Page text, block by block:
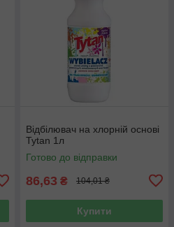
Відбілювач на хлорній основі
Tytan 1л
Готово до відправки
86,63 ₴ 104,01 ₴
Купити